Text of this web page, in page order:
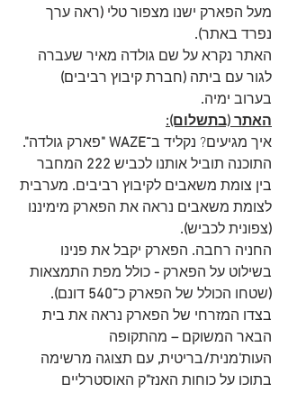
מעל הפארק ישנו מצפור טלי (ראה ערך
נפרד באתר).
האתר נקרא על שם גולדה מאיר שעברה
לגור עם ביתה (חברת קיבוץ רביבים)
בערוב ימיה.
האתר (בתשלום):
איך מגיעים? נקליד ב־WAZE " פארק גולדה".
התוכנה תוביל אותנו לכביש 222 המחבר
בין צומת משאבים לקיבוץ רביבים. מערבית
לצומת משאבים נראה את הפארק מימיננו
(צפונית לכביש).
החניה רחבה. הפארק יקבל את פנינו
בשילוט על הפארק - כולל מפת התמצאות
(שטחו הכולל של הפארק כ־540 דונם).
בצדו המזרחי של הפארק נראה את בית
הבאר המשוקם – מהתקופה
העות'מנית/בריטית, עם תצוגה מרשימה
בתוכו על כוחות האנז"ק האוסטרליים